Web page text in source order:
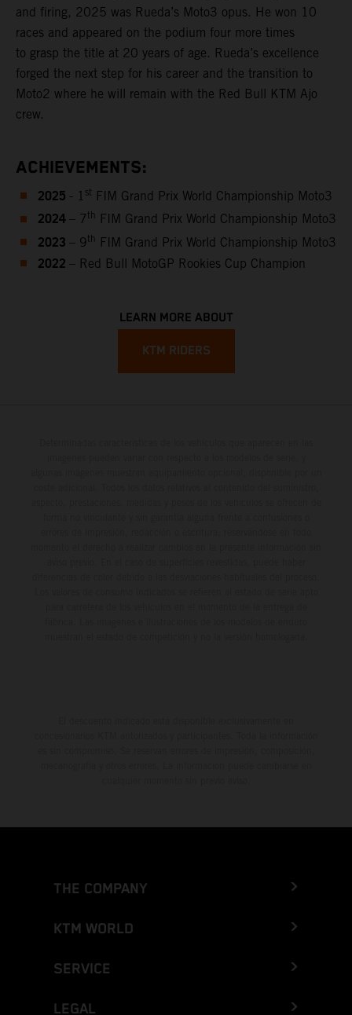
and firing, 2025 was Rueda’s Moto3 opus. He won 10
races and appeared on the podium four more times
to grasp the title at 20 years of age. Rueda’s excellence
forged the next step for his career and the transition to
Moto2 where he will remain with the Red Bull KTM Ajo
crew.
ACHIEVEMENTS:
2025 - 1 st FIM Grand Prix World Championship Moto3
2024 – 7 th FIM Grand Prix World Championship Moto3
2023 – 9th FIM Grand Prix World Championship Moto3
2022 – Red Bull MotoGP Rookies Cup Champion
LEARN MORE ABOUT
KTM RIDERS
THE COMPANY
KTM WORLD
SERVICE
LEGAL